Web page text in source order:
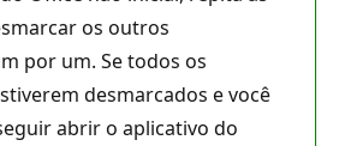
os outros
por um. Se todos os
desmarcados e você
abrir o aplicativo do